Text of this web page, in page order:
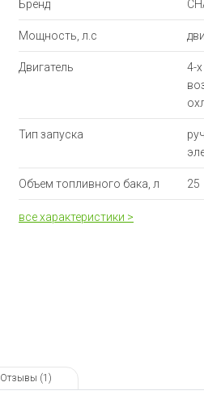
Бренд
Мощность, л.с
Двигатель
4-
Тип запуска
Объем топливного бака, л 25
Тип топлива
Объем масляного бака, л
все характеристики >
Отзывы (1)